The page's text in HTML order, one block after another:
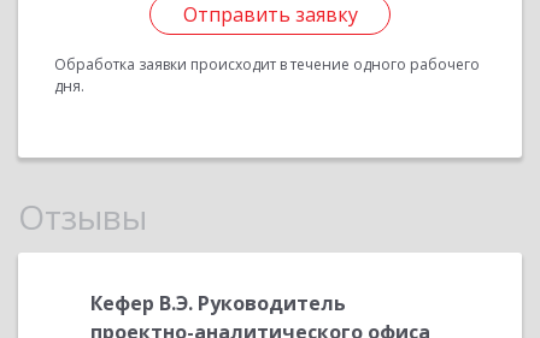
Отправить заявку
Обработка заявки происходит в течение одного рабочего
дня.
Отзывы
Кефер В.Э. Руководитель
проектно-аналитического офиса